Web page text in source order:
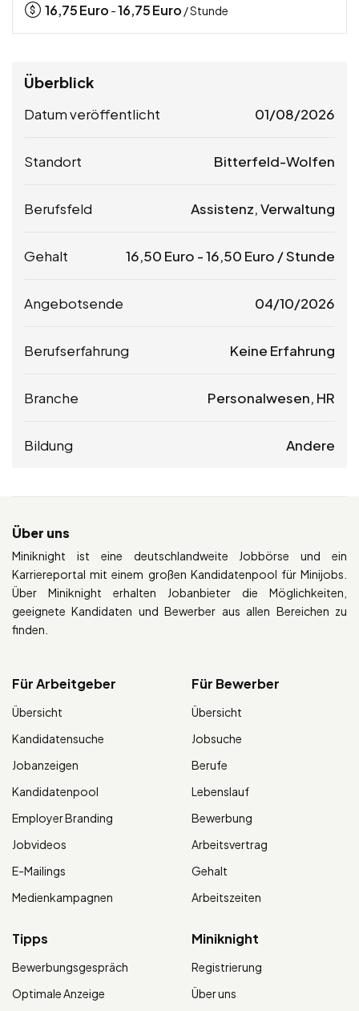
16,75Euro -16,75Euro / Stunde
Überblick
Datum veröffentlicht 01/08/2026
Standort Bitterfeld-Wolfen
Berufsfeld Assistenz, Verwaltung
Gehalt 16,50 Euro -16,50 Euro / Stunde
Angebotsende 04/10/2026
Berufserfahrung Keine Erfahrung
Branche Personalwesen, HR
Bildung Andere
Über uns
Miniknight ist eine deutschlandweite Jobbörse und ein
Karriereportal mit einem großen Kandidatenpool für Minijobs.
Über Miniknight erhalten Jobanbieter die Möglichkeiten,
geeignete Kandidaten und Bewerber aus allen Bereichen zu
finden.
Für Arbeitgeber
Übersicht
Kandidatensuche
Jobanzeigen
Kandidatenpool
Employer Branding
Jobvideos
E-Mailings
Medienkampagnen
Für Bewerber
Übersicht
Jobsuche
Berufe
Lebenslauf
Bewerbung
Arbeitsvertrag
Gehalt
Arbeitszeiten
Tipps
Bewerbungsgespräch
Optimale Anzeige
Miniknight
Registrierung
Über uns